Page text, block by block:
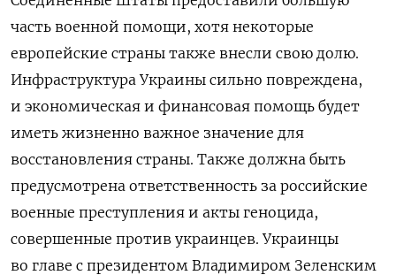
часть военной помощи, хотя некоторые
европейские страны также внесли свою долю.
Инфраструктура Украины сильно повреждена,
и экономическая и финансовая помощь будет
иметь жизненно важное значение для
восстановления страны. Также должна быть
предусмотрена ответственность за российские
военные преступления и акты геноцида,
совершенные против украинцев. Украинцы
во главе с президентом Владимиром Зеленским